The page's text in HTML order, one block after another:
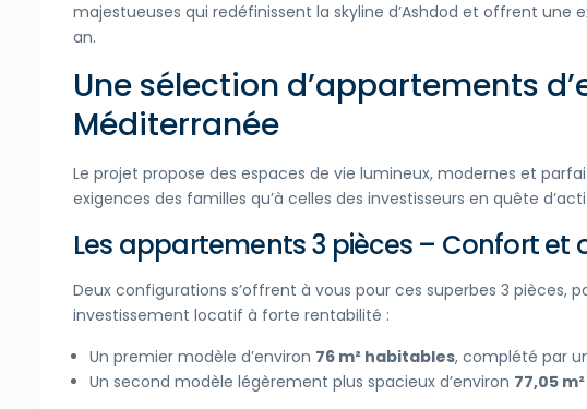
majestueuses qui redéfinissent la skyline d’Ashdod et offrent une
an.
Une sélection d’appartements
Méditerranée
Le projet propose des espaces de vie lumineux, modernes et
exigences des familles qu’à celles des investisseurs en quête
Les appartements 3 pièces – Confort et
Deux configurations s’offrent à vous pour ces superbes 3 pièces,
investissement locatif à forte rentabilité :
Un premier modèle d’environ 76 m² habitables, complété par
Un second modèle légèrement plus spacieux d’environ 77,05